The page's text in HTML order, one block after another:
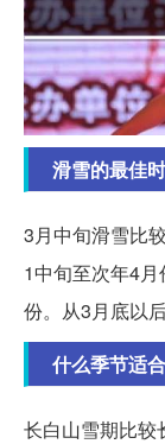
滑雪的最佳
3月中旬滑雪比
1中旬至次年4
份。从3月底以
什么季节适
长白山雪期比较